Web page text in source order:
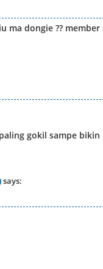
ma dongie ??
gokil sampe
says: